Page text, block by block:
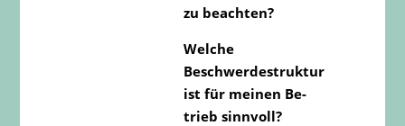
zu beachten?
Welche
Beschwerdestruktur
ist für meinen Be­
trieb sinnvoll?